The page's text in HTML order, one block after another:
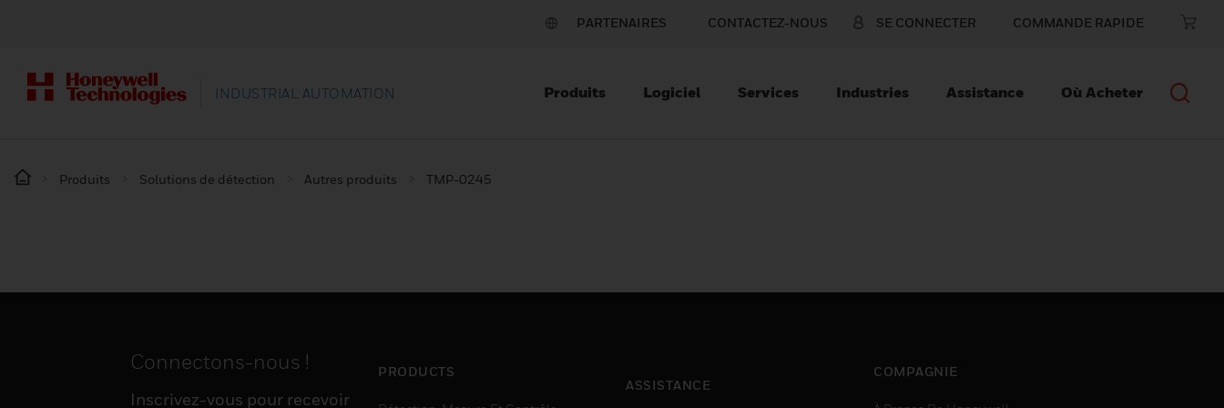
PARTENAIRES CONTACTEZ-NOUS SE CONNECTER COMMANDE RAPIDE
INDUSTRIAL AUTOMATION Produits Logiciel Services Industries Assistance Où Acheter
Produits Solutions de détection Autres produits TMP-0245
Connectons-nous !
Inscrivez-vous pour recevoir
PRODUCTS
ASSISTANCE
COMPAGNIE